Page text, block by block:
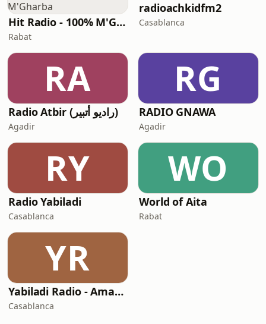
Hit Radio - 100% M'Gharba
Rabat
radioachkidfm2
Casablanca
RA
Radio Atbir (راديو أتبير)
Agadir
RG
RADIO GNAWA
Agadir
RY
Radio Yabiladi
Casablanca
WO
World of Aita
Rabat
YR
Yabiladi Radio - Amazigh Azawan
Casablanca